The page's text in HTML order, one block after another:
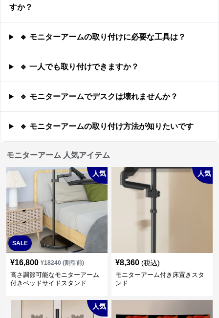
すか？
🔹 モニターアームの取り付けに必要な工具は？
🔹 一人でも取り付けできますか？
🔹 モニターアームでデスクは壊れませんか？
🔹 モニターアームの取り付け方法が知りたいです
モニターアーム 人気アイテム
SALE
人気
¥16,800 ¥18240(割引前)
高さ調節可能なモニターアーム
付きベッドサイドスタンド
人気
¥8,360 (税込)
モニターアーム付き床置きスタ
ンド
人気